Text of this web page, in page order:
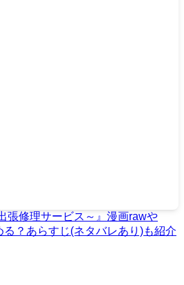
張修理サービス～』漫画rawや
る？あらすじ(ネタバレあり)も紹介